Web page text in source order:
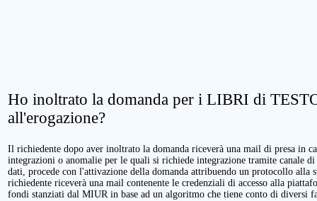
Ho inoltrato la domanda per i LIBRI di
all'erogazione?
Il richiedente dopo aver inoltrato la domanda riceverà una mail di presa in
integrazioni o anomalie per le quali si richiede integrazione tramite canale
dati, procede con l'attivazione della domanda attribuendo un protocollo alla
richiedente riceverà una mail contenente le credenziali di accesso alla
fondi stanziati dal MIUR in base ad un algoritmo che tiene conto di diversi